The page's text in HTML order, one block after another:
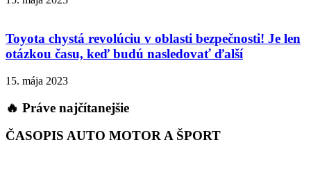
Toyota chystá revolúciu v oblasti bezpečnosti! Je len
otázkou času, keď budú nasledovať ďalší
15. mája 2023
🔥 Práve najčítanejšie
ČASOPIS AUTO MOTOR A ŠPORT